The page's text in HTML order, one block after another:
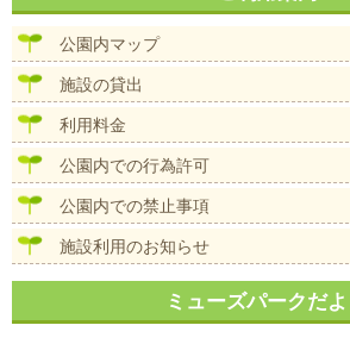
ゲ
稿:
公園内マップ
施設の貸出
利用料金
公園内での行為許可
公園内での禁止事項
施設利用のお知らせ
ミューズパークだよ